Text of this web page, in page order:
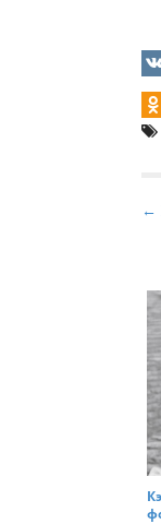
P
t
n
a
v
g
a
←